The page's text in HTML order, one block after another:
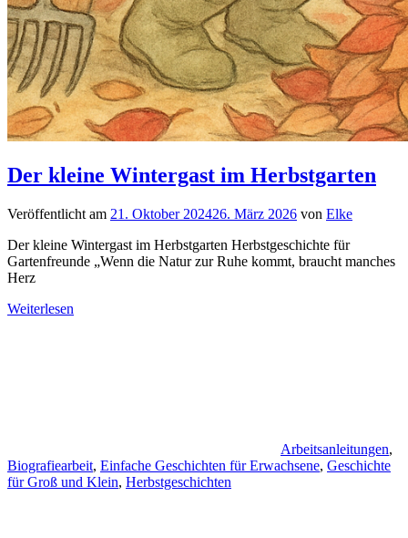
Der kleine Wintergast im Herbstgarten
Veröffentlicht am 21. Oktober 202426. März 2026 von Elke
Der kleine Wintergast im Herbstgarten Herbstgeschichte für
Gartenfreunde „Wenn die Natur zur Ruhe kommt, braucht manches
Herz
Weiterlesen
Arbeitsanleitungen,
Biografiearbeit, Einfache Geschichten für Erwachsene, Geschichte
für Groß und Klein, Herbstgeschichten